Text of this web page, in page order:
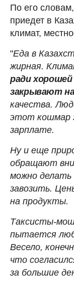
По его
приедет в
климат,
"Еда в
жирная.
ради
закрывают
качества.
этот кошмар
зарплате.
Ну и еще
обращают
можно
завозить.
на продукты.
Таксисты-
пытается
Весело,
что
за большие